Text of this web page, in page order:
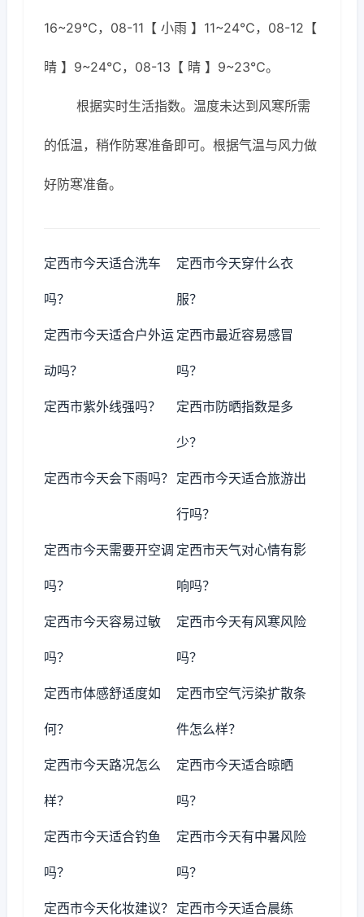
16~29℃，08-11【 小雨 】11~24℃，08-12【
晴 】9~24℃，08-13【 晴 】9~23℃。
根据实时生活指数。温度未达到风寒所需
的低温，稍作防寒准备即可。根据气温与风力做
好防寒准备。
定西市今天适合洗车
吗？
定西市今天穿什么衣
服？
定西市今天适合户外运
动吗？
定西市最近容易感冒
吗？
定西市紫外线强吗？ 定西市防晒指数是多
少？
定西市今天会下雨吗？ 定西市今天适合旅游出
行吗？
定西市今天需要开空调
吗？
定西市天气对心情有影
响吗？
定西市今天容易过敏
吗？
定西市今天有风寒风险
吗？
定西市体感舒适度如
何？
定西市空气污染扩散条
件怎么样？
定西市今天路况怎么
样？
定西市今天适合晾晒
吗？
定西市今天适合钓鱼
吗？
定西市今天有中暑风险
吗？
定西市今天化妆建议？ 定西市今天适合晨练